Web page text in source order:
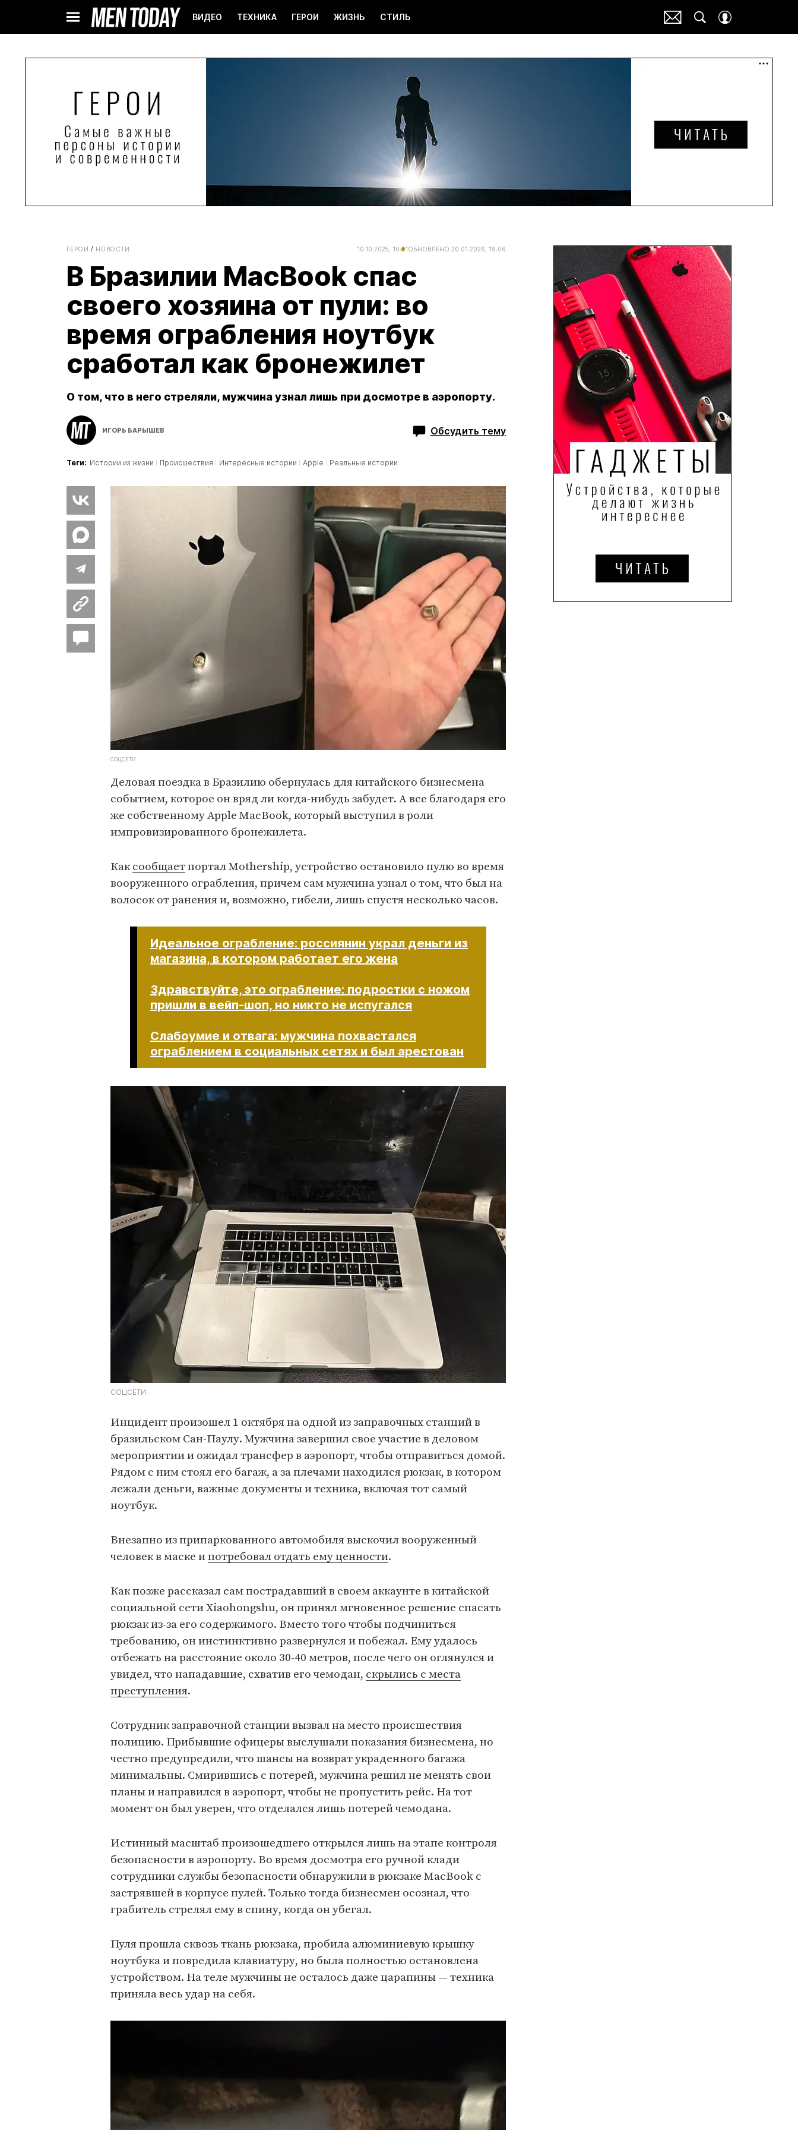
ВИДЕО ТЕХНИКА ГЕРОИ ЖИЗНЬ СТИЛЬ
ГЕРОИ НОВОСТИ 10.10.2025, 10:21ОБНОВЛЕНО 20.01.2026, 19:06
В Бразилии MacBook спас
своего хозяина от пули: во
время ограбления ноутбук
сработал как бронежилет
О том, что в него стреляли, мужчина узнал лишь при досмотре в аэропорту.
ИГОРЬ БАРЫШЕВ Обсудить тему
Теги: Истории из жизни Происшествия Интересные истории Apple Реальные истории
СОЦСЕТИ
Деловая поездка в Бразилию обернулась для китайского бизнесмена
событием, которое он вряд ли когда-нибудь забудет. А все благодаря его
же собственному Apple MacBook, который выступил в роли
импровизированного бронежилета.
Каксообщаетпортал Mothership, устройство остановило пулю во время
вооруженного ограбления, причем сам мужчина узнал о том, что был на
волосок от ранения и, возможно, гибели, лишь спустя несколько часов.
Идеальное ограбление: россиянин украл деньги из
магазина, в котором работает его жена
Здравствуйте, это ограбление: подростки с ножом
пришли в вейп-шоп, но никто не испугался
Слабоумие и отвага: мужчина похвастался
ограблением в социальных сетях и был арестован​​​​​​​
СОЦСЕТИ
Инцидент произошел 1 октября на одной из заправочных станций в
бразильском Сан-Паулу. Мужчина завершил свое участие в деловом
мероприятии и ожидал трансфер в аэропорт, чтобы отправиться домой.
Рядом с ним стоял его багаж, а за плечами находился рюкзак, в котором
лежали деньги, важные документы и техника, включая тот самый
ноутбук.
Внезапно из припаркованного автомобиля выскочил вооруженный
человек в маске ипотребовал отдать ему ценности.
Как позже рассказал сам пострадавший в своем аккаунте в китайской
социальной сети Xiaohongshu, он принял мгновенное решение спасать
рюкзак из-за его содержимого. Вместо того чтобы подчиниться
требованию, он инстинктивно развернулся и побежал. Ему удалось
отбежать на расстояние около 30-40 метров, после чего он оглянулся и
увидел, что нападавшие, схватив его чемодан, скрылись с места
преступления.
Сотрудник заправочной станции вызвал на место происшествия
полицию. Прибывшие офицеры выслушали показания бизнесмена, но
честно предупредили, что шансы на возврат украденного багажа
минимальны. Смирившись с потерей, мужчина решил не менять свои
планы и направился в аэропорт, чтобы не пропустить рейс. На тот
момент он был уверен, что отделался лишь потерей чемодана.
Истинный масштаб произошедшего открылся лишь на этапе контроля
безопасности в аэропорту. Во время досмотра его ручной клади
сотрудники службы безопасности обнаружили в рюкзаке MacBook с
застрявшей в корпусе пулей. Только тогда бизнесмен осознал, что
грабитель стрелял ему в спину, когда он убегал.
Пуля прошла сквозь ткань рюкзака, пробила алюминиевую крышку
ноутбука и повредила клавиатуру, но была полностью остановлена
устройством. На теле мужчины не осталось даже царапины — техника
приняла весь удар на себя.